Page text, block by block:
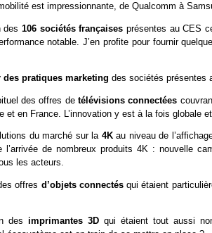
est impressionnante, de Qualcomm à
des 106 sociétés françaises présentes au CES
notable. J’en profite pour fournir
des pratiques marketingdes sociétés présentes
des offres detélévisions connectées
et en France. L’innovation y est à la fois globale
du marché sur la 4Kau niveau de
l’arrivée de nombreux produits 4K : nouvelle
les acteurs.
offres d’objets connectésqui étaient
desimprimantes 3D qui étaient tout aussi